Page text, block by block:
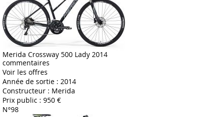
Merida Crossway 500 Lady 2014
commentaires
Voir les offres
Année de sortie : 2014
Constructeur : Merida
Prix public : 950 €
N°98